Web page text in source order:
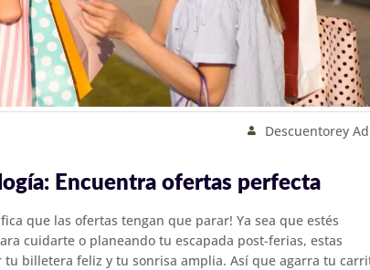
Descuentorey
Encuentra ofertas perfecta
que las ofertas tengan que parar! Ya sea que estés
cuidarte o planeando tu escapada post-ferias, estas
billetera feliz y tu sonrisa amplia. Así que agarra tu